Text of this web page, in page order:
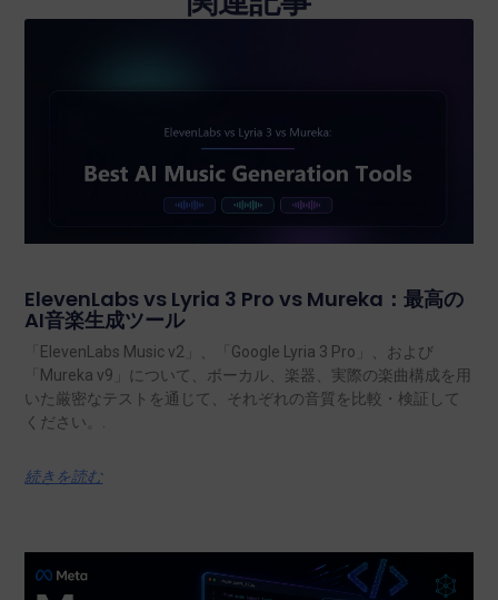
ElevenLabs vs Lyria 3 Pro vs Mureka：最高の
AI音楽生成ツール
「ElevenLabs Music v2」、「Google Lyria 3 Pro」、および
「Mureka v9」について、ボーカル、楽器、実際の楽曲構成を用
いた厳密なテストを通じて、それぞれの音質を比較・検証して
ください。.
続きを読む